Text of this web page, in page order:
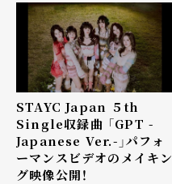
STAYC Japan ５th
Single収録曲 「GPT -
Japanese Ver.-」パフォ
ーマンスビデオのメイキン
グ映像公開！